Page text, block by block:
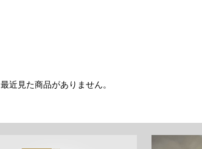
最近見た商品がありません。